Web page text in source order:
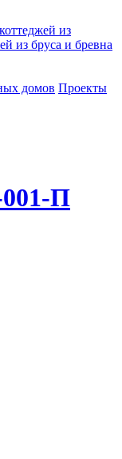
из
из бруса и бревна
домов Проекты
П